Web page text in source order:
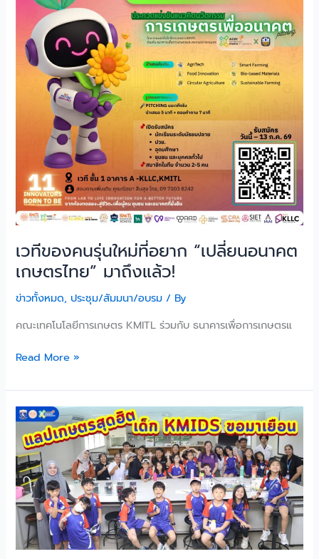
เวทีของคนรุ่นใหม่ที่อยาก “เปลี่ยนอนาคต
เกษตรไทย” มาถึงแล้ว!
ข่าวทั้งหมด, ประชุม/สัมมนา/อบรม / By
คณะเทคโนโลยีการเกษตร KMITL ร่วมกับ ธนาคารเพื่อการเกษตรแ
อยาก
“เปลี่ยน
แล้ว!
Read More »
น้องๆ
จาก
โรงเรียนสาธิต
นานาชาติ
พระจอมเกล้า
(KMIDS)
มา
เยี่ยม
เยือน